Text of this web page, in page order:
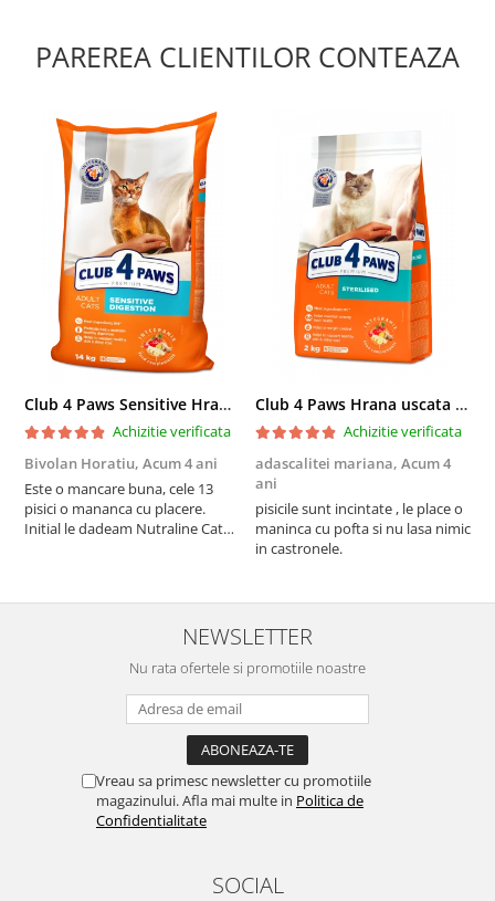
PAREREA CLIENTILOR CONTEAZA
Club 4 Paws Sensitive Hrana uscata pisici adulte, 14kg
Achizitie verificata
Bivolan Horatiu, Acum 4 ani
Este o mancare buna, cele 13
pisici o mananca cu placere.
Initial le dadeam Nutraline Cat
nu o mananca cu placere. Eu
sunt multumit si voi continua cu
Club 4 Paws Hrana uscata pisici sterilizate, 2kg
Achizitie verificata
adascalitei mariana, Acum 4
ani
pisicile sunt incintate , le place o
maninca cu pofta si nu lasa nimic
in castronele.
NEWSLETTER
Nu rata ofertele si promotiile noastre
Vreau sa primesc newsletter cu promotiile
magazinului. Afla mai multe in Politica de
Confidentialitate
SOCIAL